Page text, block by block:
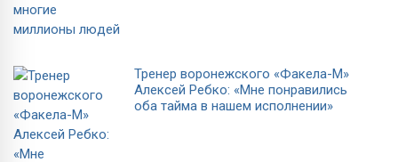
Тренер воронежского «Факела-М»
Алексей Ребко: «Мне понравились
оба тайма в нашем исполнении»